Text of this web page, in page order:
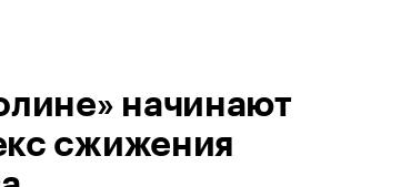
начинают
сжижения